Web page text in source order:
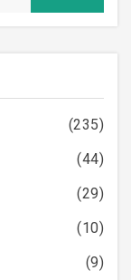
(235)
(44)
(29)
(10)
(9)